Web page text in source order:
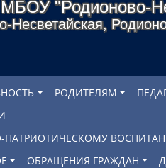
МБОУ "Родионово-
Несветайская,
РОДИТЕЛЯМ
ПАТРИОТИЧЕСКОМУ
ОБРАЩЕНИЯ ГРАЖДАН